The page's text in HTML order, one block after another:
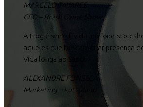
MARCELO TAVARES
CEO – Brasil Game Show
A Frog é sem dúvida um “one-stop
aqueles que buscam criar presença
Vida longa ao Sapo!
ALEXANDRE FONSECA
Marketing – Lottoland